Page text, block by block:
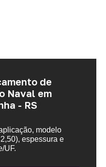
de
Naval em
- RS
modelo
espessura e
UF.